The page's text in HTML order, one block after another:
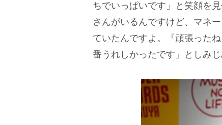
ちでいっぱいです」と笑顔を
さんがいるんですけど、マネ
ていたんですよ。『頑張った
番うれしかったです」としみじ